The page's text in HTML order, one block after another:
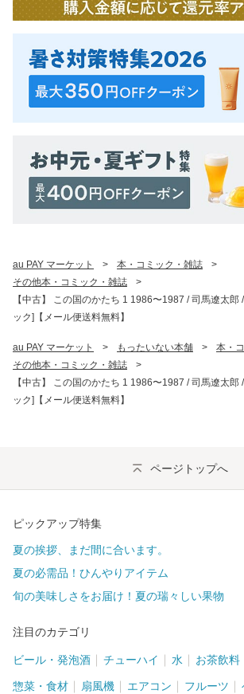
au PAY マーケット > 本・コミック・雑誌
>
その他本・コミック・雑誌
>
【中古】 この国のかたち 1 1986〜1987 / 司馬遼太郎
ック]【メール便送料無料】
au PAY マーケット > もったいない本舗 > 本・
その他本・コミック・雑誌
>
【中古】 この国のかたち 1 1986〜1987 / 司馬遼太郎
ック]【メール便送料無料】
ページトップへ
ピックアップ特集
夏の挨拶、まだ間に合います。
夏の必需品！ひんやりアイテム
旬の美味しさをお届け！夏の瑞々しい果物
注目のカテゴリ
ビール・発泡酒 チューハイ 水 お茶飲料
惣菜・食材 扇風機 エアコン フルーツ